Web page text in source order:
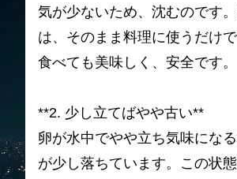
気が少ないため、沈むのです
は、そのまま料理に使うだけ
食べても美味しく、安全です。
**2. 少し立てばやや古い**
卵が水中でやや立ち気味にな
が少し落ちています。この状